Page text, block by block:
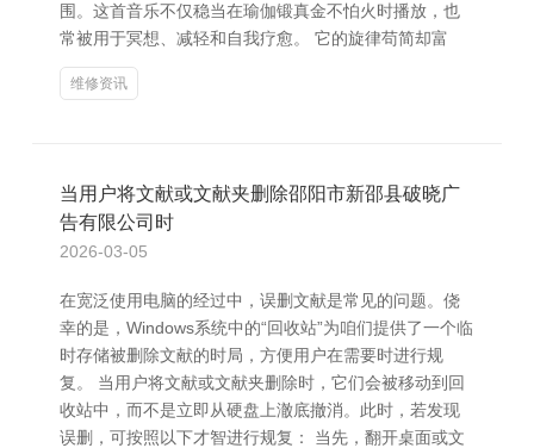
围。这首音乐不仅稳当在瑜伽锻真金不怕火时播放，也
常被用于冥想、减轻和自我疗愈。 它的旋律苟简却富
维修资讯
当用户将文献或文献夹删除邵阳市新邵县破晓广
告有限公司时
2026-03-05
在宽泛使用电脑的经过中，误删文献是常见的问题。侥
幸的是，Windows系统中的“回收站”为咱们提供了一个临
时存储被删除文献的时局，方便用户在需要时进行规
复。 当用户将文献或文献夹删除时，它们会被移动到回
收站中，而不是立即从硬盘上澈底撤消。此时，若发现
误删，可按照以下才智进行规复： 当先，翻开桌面或文